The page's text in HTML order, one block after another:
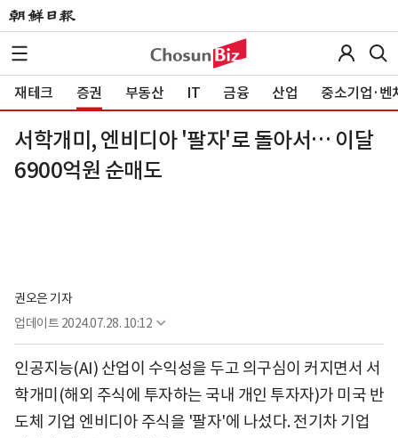
재테크 증권 부동산 IT 금융 산업 중소기업·벤
서학개미, 엔비디아 '팔자'로 돌아서… 이달
6900억원 순매도
권오은 기자
업데이트 2024.07.28. 10:12
인공지능(AI) 산업이 수익성을 두고 의구심이 커지면서 서
학개미(해외 주식에 투자하는 국내 개인 투자자)가 미국 반
도체 기업 엔비디아 주식을 '팔자'에 나섰다. 전기차 기업